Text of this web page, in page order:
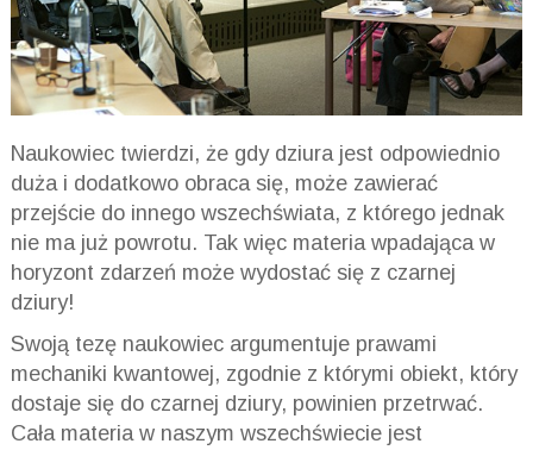
Naukowiec twierdzi, że gdy dziura jest odpowiednio
duża i dodatkowo obraca się, może zawierać
przejście do innego wszechświata, z którego jednak
nie ma już powrotu. Tak więc materia wpadająca w
horyzont zdarzeń może wydostać się z czarnej
dziury!
Swoją tezę naukowiec argumentuje prawami
mechaniki kwantowej, zgodnie z którymi obiekt, który
dostaje się do czarnej dziury, powinien przetrwać.
Cała materia w naszym wszechświecie jest